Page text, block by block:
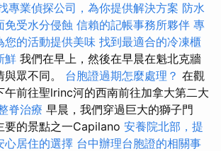
專業偵探公司，為你提供解決方案 防水
免受水分侵蝕 信賴的記帳事務所夥伴 專
您的活動提供美味 找到最適合的冷凍櫃
鮮 我們在早上，然後在早晨在魁北克牆
眾不同。 台胞證過期怎麼處理？ 在觀
午前往聖lrinc河的西南前往加拿大第二大
脊治療 早晨，我們穿過巨大的獅子門
要的景點之一Capilano 安養院北部，提
心居住的選擇 台中辦理台胞證的相關事